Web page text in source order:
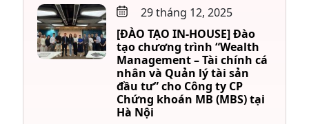
29 tháng 12, 2025
[ĐÀO TẠO IN-HOUSE] Đào
tạo chương trình “Wealth
Management – Tài chính cá
nhân và Quản lý tài sản
đầu tư” cho Công ty CP
Chứng khoán MB (MBS) tại
Hà Nội